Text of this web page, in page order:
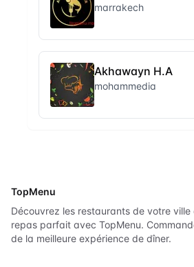
marrakech
Akhawayn H.A
mohammedia
TopMenu
Découvrez les restaurants de votre
repas parfait avec TopMenu.
de la meilleure expérience de dîner.